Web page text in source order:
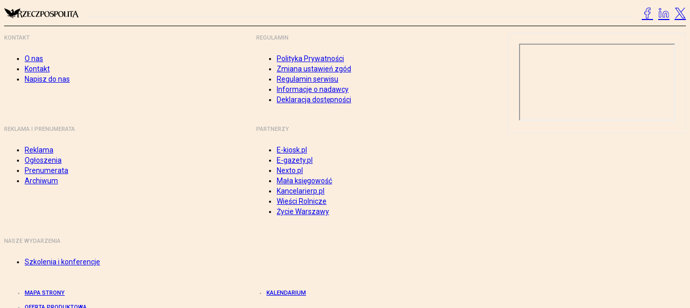
KONTAKT
O nas
Kontakt
Napisz do nas
REGULAMIN
Polityka Prywatności
Zmiana ustawień zgód
Regulamin serwisu
Informacje o nadawcy
Deklaracja dostępności
REKLAMA I PRENUMERATA
Reklama
Ogłoszenia
Prenumerata
Archiwum
PARTNERZY
E-kiosk.pl
E-gazety.pl
Nexto.pl
Mała księgowość
Kancelarierp.pl
Wieści Rolnicze
Życie Warszawy
NASZE WYDARZENIA
Szkolenia i konferencje
MAPA STRONY KALENDARIUM